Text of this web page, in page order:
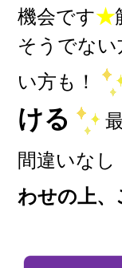
機会です★
そうでな
い方も！
ける
間違いなし
わせの上、